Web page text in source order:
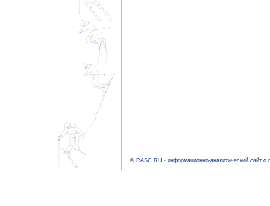
© RASC.RU - информационно-аналитический сайт о